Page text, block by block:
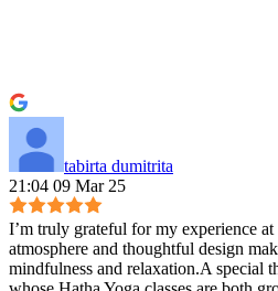
tabirta dumitrita
21:04 09 Mar 25
I’m truly grateful for my experience
atmosphere and thoughtful design
mindfulness and relaxation.A special